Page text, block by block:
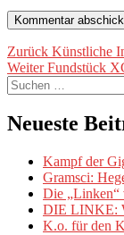
Zurück Vorheriger
Beitrag:
Künstliche
Weiter Nächster
Beitrag:
Fundstück
Suche
nach:
Neueste
Kampf der
Gramsci:
Die „Linken“
DIE LINKE:
K.o. für den